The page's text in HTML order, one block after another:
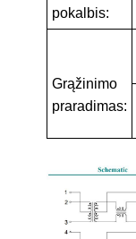
pokalbis:
Grąžinimo
praradimas: